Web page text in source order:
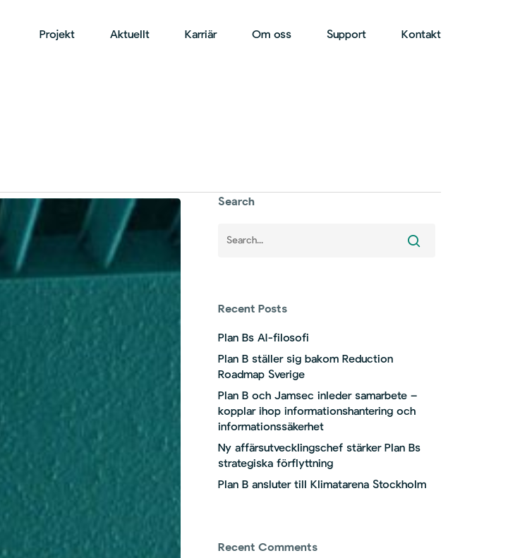
Projekt Aktuellt Karriär Om oss Support Kontakt
Search
Recent Posts
Plan Bs AI-filosofi
Plan B ställer sig bakom Reduction
Roadmap Sverige
Plan B och Jamsec inleder samarbete –
kopplar ihop informationshantering och
informationssäkerhet
Ny affärsutvecklingschef stärker Plan Bs
strategiska förflyttning
Plan B ansluter till Klimatarena Stockholm
Recent Comments